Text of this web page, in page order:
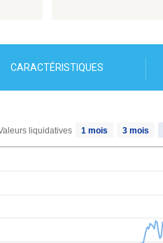
CARACTÉRISTIQUES
liquidatives 1 mois 3 mois